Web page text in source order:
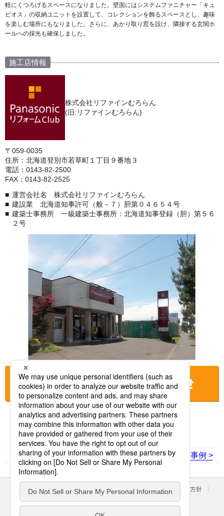
軽にくつろげるスペースになりました。壁面にはシステムファニチャー「キュ
ビオス」の収納ユニットを設置して、コレクションを飾るスペースとし、趣味
を楽しむ場所にもなりました。さらに、あかり取り窓を設け、隣接する玄関ホ
ールへの採光も確保しました。
施工店情報
株式会社リファインむろらん
(旧:リファインむろらん)
〒059-0035
住所：北海道登別市若草町１丁目９番地３
電話：0143-82-2500
FAX：0143-82-2525
運営会社名 株式会社リファインむろらん
建設業 北海道知事許可（般－７）胆第０４６５４号
建築士事務所 一級建築士事務所：北海道知事登録（胆）第５６
２号
お店に電話をする
< 前の事例 次の事例 >
サイトのご利用にあたって クッキーポリシー
個人情報保護方針
パナソニック ホールディングス
Area/Country